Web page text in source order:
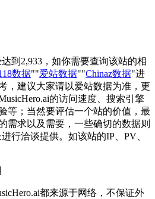
到2,933，如你需要查询该站的相
数据""爱站数据""Chinaz数据"进
，建议大家请以爱站数据为准，更
的访问速度、搜索引擎
等；当然要评估一个站的价值，最
需求以及需要，一些确切的数据则
行洽谈提供。如该站的IP、PV、
都来源于网络，不保证外